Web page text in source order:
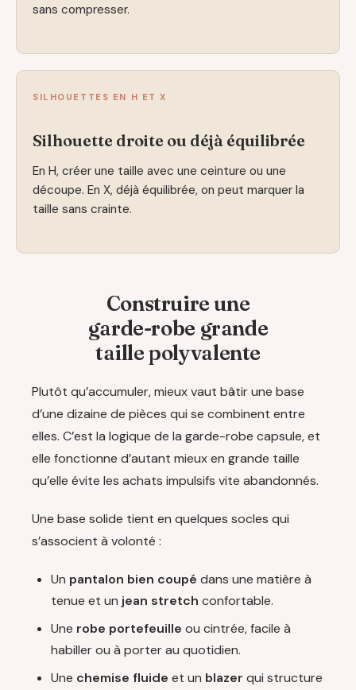
sans compresser.
SILHOUETTES EN H ET X
Silhouette droite ou déjà équilibrée
En H, créer une taille avec une ceinture ou une
découpe. En X, déjà équilibrée, on peut marquer la
taille sans crainte.
Construire une
garde-robe grande
taille polyvalente
Plutôt qu’accumuler, mieux vaut bâtir une base
d’une dizaine de pièces qui se combinent entre
elles. C’est la logique de la garde-robe capsule, et
elle fonctionne d’autant mieux en grande taille
qu’elle évite les achats impulsifs vite abandonnés.
Une base solide tient en quelques socles qui
s’associent à volonté :
Un pantalon bien coupé dans une matière à
tenue et un jean stretch confortable.
Une robe portefeuille ou cintrée, facile à
habiller ou à porter au quotidien.
Une chemise fluide et un blazer qui structure